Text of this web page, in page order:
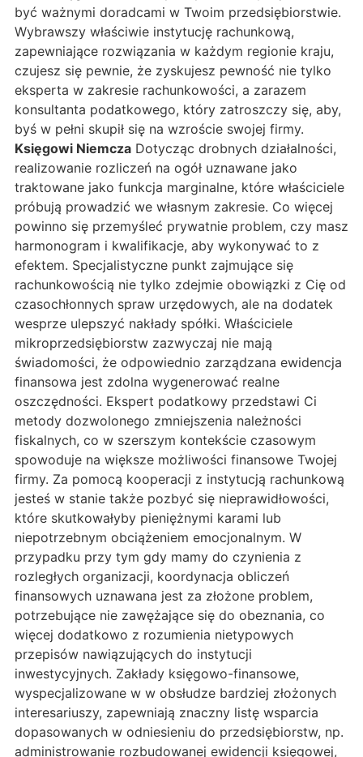
być ważnymi doradcami w Twoim przedsiębiorstwie.
Wybrawszy właściwie instytucję rachunkową,
zapewniające rozwiązania w każdym regionie kraju,
czujesz się pewnie, że zyskujesz pewność nie tylko
eksperta w zakresie rachunkowości, a zarazem
konsultanta podatkowego, który zatroszczy się, aby,
byś w pełni skupił się na wzroście swojej firmy.
Księgowi Niemcza Dotycząc drobnych działalności,
realizowanie rozliczeń na ogół uznawane jako
traktowane jako funkcja marginalne, które właściciele
próbują prowadzić we własnym zakresie. Co więcej
powinno się przemyśleć prywatnie problem, czy masz
harmonogram i kwalifikacje, aby wykonywać to z
efektem. Specjalistyczne punkt zajmujące się
rachunkowością nie tylko zdejmie obowiązki z Cię od
czasochłonnych spraw urzędowych, ale na dodatek
wesprze ulepszyć nakłady spółki. Właściciele
mikroprzedsiębiorstw zazwyczaj nie mają
świadomości, że odpowiednio zarządzana ewidencja
finansowa jest zdolna wygenerować realne
oszczędności. Ekspert podatkowy przedstawi Ci
metody dozwolonego zmniejszenia należności
fiskalnych, co w szerszym kontekście czasowym
spowoduje na większe możliwości finansowe Twojej
firmy. Za pomocą kooperacji z instytucją rachunkową
jesteś w stanie także pozbyć się nieprawidłowości,
które skutkowałyby pieniężnymi karami lub
niepotrzebnym obciążeniem emocjonalnym. W
przypadku przy tym gdy mamy do czynienia z
rozległych organizacji, koordynacja obliczeń
finansowych uznawana jest za złożone problem,
potrzebujące nie zawężające się do obeznania, co
więcej dodatkowo z rozumienia nietypowych
przepisów nawiązujących do instytucji
inwestycyjnych. Zakłady księgowo-finansowe,
wyspecjalizowane w w obsłudze bardziej złożonych
interesariuszy, zapewniają znaczny listę wsparcia
dopasowanych w odniesieniu do przedsiębiorstw, np.
administrowanie rozbudowanej ewidencji księgowej,